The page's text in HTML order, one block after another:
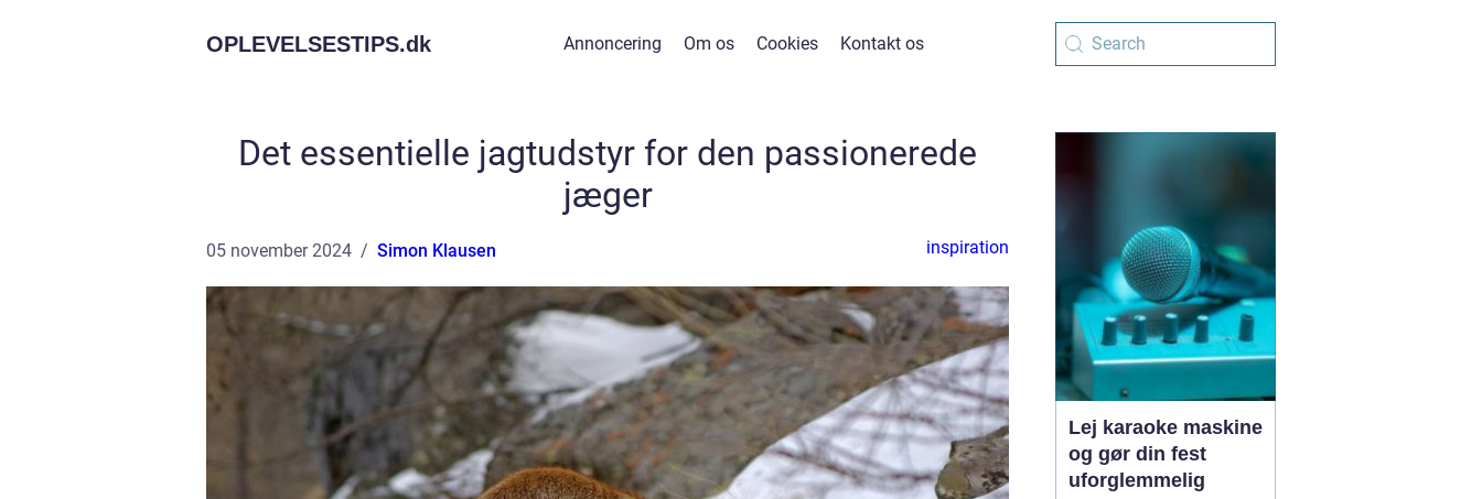
OPLEVELSESTIPS.dk Annoncering Om os Cookies Kontakt os
Det essentielle jagtudstyr for den passionerede
jæger
05 november 2024 Simon Klausen inspiration
Lej karaoke maskine
og gør din fest
uforglemmelig